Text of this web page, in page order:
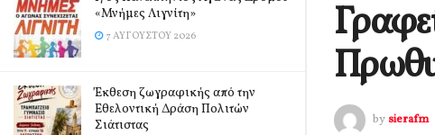
«Μνήμες Λιγνίτη»
7 ΑΥΓΟΎΣΤΟΥ 2026
Έκθεση ζωγραφικής από την
Εθελοντική Δράση Πολιτών
Σιάτιστας
by sierafm